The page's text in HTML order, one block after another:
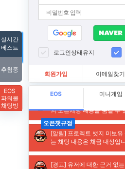
로그인상태유지
회원가입 이메일찾기
EOS
-
미니게임
-
실시간
베스트
추첨중
EOS
파워볼
채팅방